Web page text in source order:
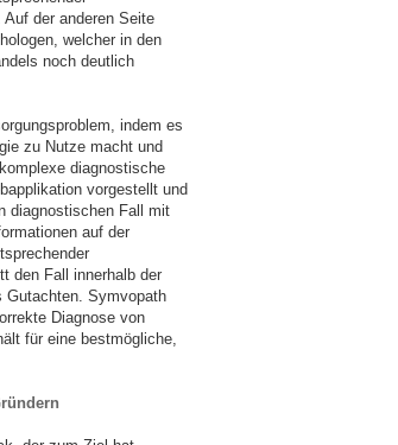
der anderen Seite
welcher in den
noch deutlich
indem es
zu Nutze macht und
diagnostische
vorgestellt und
diagnostischen Fall mit
auf der
den Fall innerhalb der
Gutachten. Symvopath
Diagnose von
für eine bestmögliche,